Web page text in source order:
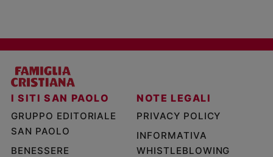
I SITI SAN PAOLO
GRUPPO EDITORIALE
SAN PAOLO
BENESSERE
NOTE LEGALI
PRIVACY POLICY
INFORMATIVA
WHISTLEBLOWING